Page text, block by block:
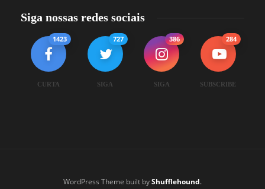
Siga nossas redes sociais
1423
CURTA
727
SIGA
386
SIGA
284
SUBSCRIBE
WordPress Theme built byShufflehound.